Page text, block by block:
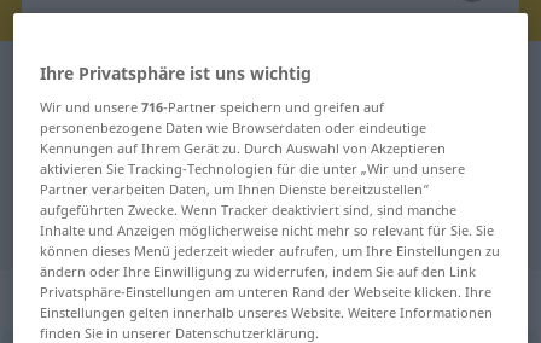
Deutsch-Dänisch Wörterbuch
Deutsch-Dänisch Übersetzung für
"bewährt"
"bewährt" Dänisch Übersetzung
„bewährt“
Ihre Privatsphäre ist uns wichtig
Wir und unsere716-Partner speichern und greifen auf
personenbezogene Daten wie Browserdaten oder eindeutige
Kennungen auf Ihrem Gerät zu. Durch Auswahl von Akzeptieren
aktivieren Sie Tracking-Technologien für die unter „Wir und unsere
Partner verarbeiten Daten, um Ihnen Dienste bereitzustellen“
aufgeführten Zwecke. Wenn Tracker deaktiviert sind, sind manche
Inhalte und Anzeigen möglicherweise nicht mehr so relevant für Sie. Sie
können dieses Menü jederzeit wieder aufrufen, um Ihre Einstellungen zu
ändern oder Ihre Einwilligung zu widerrufen, indem Sie auf den Link
Privatsphäre-Einstellungen am unteren Rand der Webseite klicken. Ihre
Einstellungen gelten innerhalb unseres Website. Weitere Informationen
finden Sie in unserer Datenschutzerklärung.